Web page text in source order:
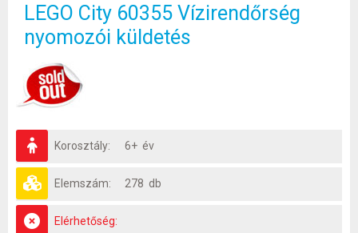
LEGO City 60355 Vízirendőrség
nyomozói küldetés
Korosztály: 6+ év
Elemszám: 278 db
Elérhetőség: